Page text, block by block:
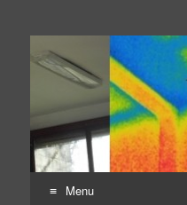
Indagini
Indagini Ingegneria e
Menu